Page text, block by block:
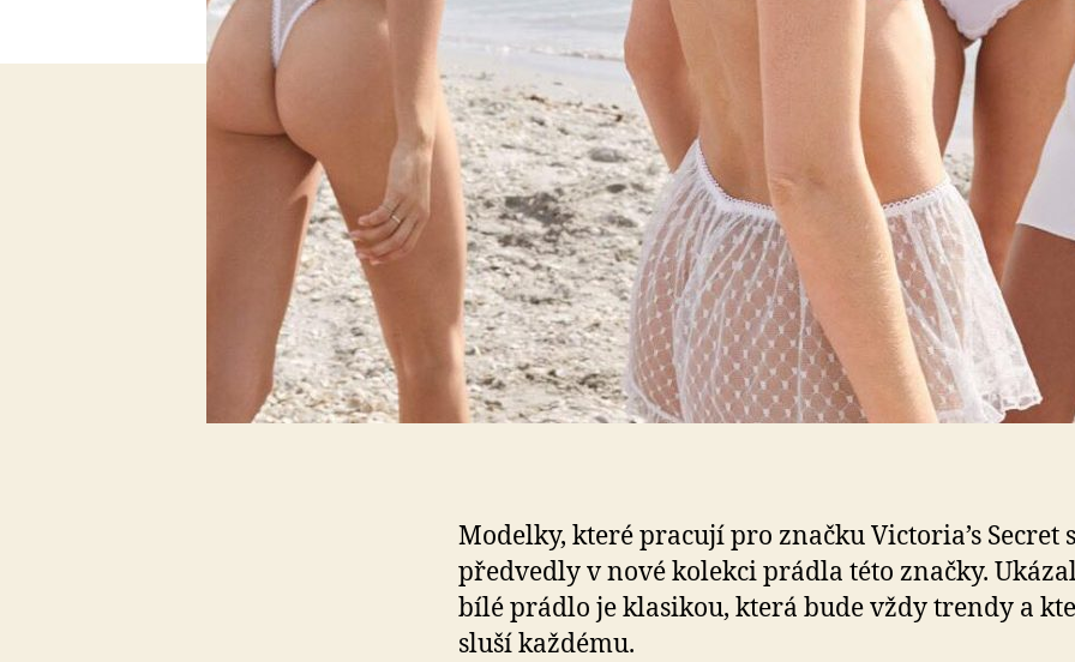
Modelky, které pracují pro značku Victoria’s Secret
předvedly v nové kolekci prádla této značky.
bílé prádlo je klasikou, která bude vždy trendy a
sluší každému.